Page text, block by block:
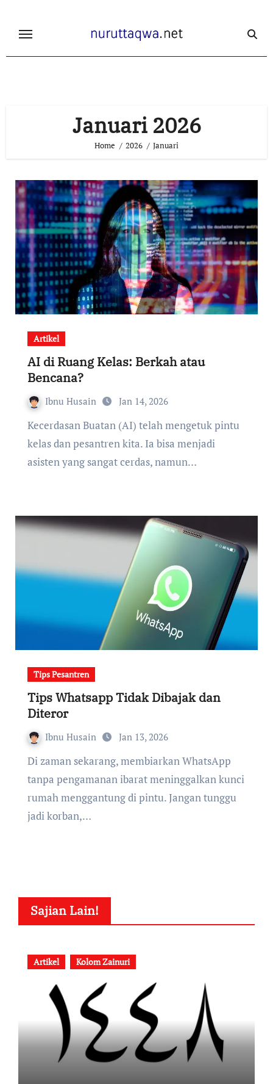
content
Januari 2026
Home 2026 Januari
Artikel
AI di Ruang Kelas: Berkah atau
Bencana?
Ibnu Husain Jan 14, 2026
Kecerdasan Buatan (AI) telah mengetuk pintu
kelas dan pesantren kita. Ia bisa menjadi
asisten yang sangat cerdas, namun…
Tips Pesantren
Tips Whatsapp Tidak Dibajak dan
Diteror
Ibnu Husain Jan 13, 2026
Di zaman sekarang, membiarkan WhatsApp
tanpa pengamanan ibarat meninggalkan kunci
rumah menggantung di pintu. Jangan tunggu
jadi korban,…
Sajian Lain!
Artikel Kolom Zainuri